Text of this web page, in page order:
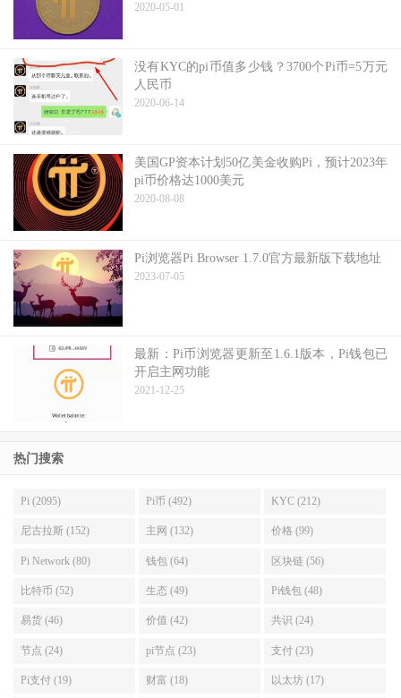
2020-05-01
没有KYC的pi币值多少钱？3700个Pi币=5万元
人民币
2020-06-14
美国GP资本计划50亿美金收购Pi，预计2023年
pi币价格达1000美元
2020-08-08
Pi浏览器Pi Browser 1.7.0官方最新版下载地址
2023-07-05
最新：Pi币浏览器更新至1.6.1版本，Pi钱包已
开启主网功能
2021-12-25
热门搜索
Pi (2095) Pi币 (492) KYC (212)
尼古拉斯 (152) 主网 (132) 价格 (99)
Pi Network (80) 钱包 (64) 区块链 (56)
比特币 (52) 生态 (49) Pi钱包 (48)
易货 (46) 价值 (42) 共识 (24)
节点 (24) pi节点 (23) 支付 (23)
Pi支付 (19) 财富 (18) 以太坊 (17)